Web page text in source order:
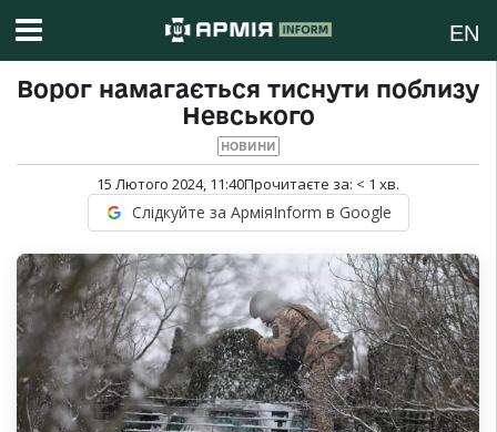
EN
Ворог намагається тиснути поблизу
Невського
НОВИНИ
15 Лютого 2024, 11:40Прочитаєте за: < 1 хв.
Слідкуйте за АрміяInform в Google